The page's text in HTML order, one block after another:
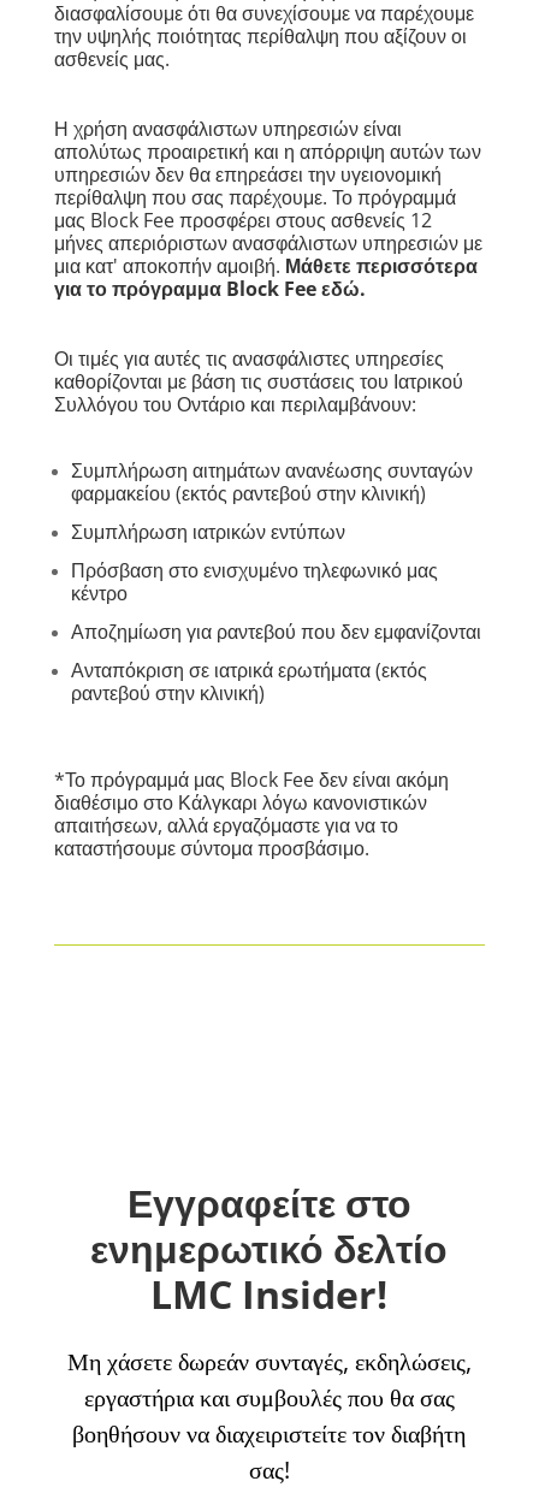
διασφαλίσουμε ότι θα συνεχίσουμε να παρέχουμε
την υψηλής ποιότητας περίθαλψη που αξίζουν οι
ασθενείς μας.
Η χρήση ανασφάλιστων υπηρεσιών είναι
απολύτως προαιρετική και η απόρριψη αυτών των
υπηρεσιών δεν θα επηρεάσει την υγειονομική
περίθαλψη που σας παρέχουμε. Το πρόγραμμά
μας Block Fee προσφέρει στους ασθενείς 12
μήνες απεριόριστων ανασφάλιστων υπηρεσιών με
μια κατ' αποκοπήν αμοιβή. Μάθετε περισσότερα
για το πρόγραμμα Block Fee εδώ.
Οι τιμές για αυτές τις ανασφάλιστες υπηρεσίες
καθορίζονται με βάση τις συστάσεις του Ιατρικού
Συλλόγου του Οντάριο και περιλαμβάνουν:
Συμπλήρωση αιτημάτων ανανέωσης συνταγών
φαρμακείου (εκτός ραντεβού στην κλινική)
Συμπλήρωση ιατρικών εντύπων
Πρόσβαση στο ενισχυμένο τηλεφωνικό μας
κέντρο
Αποζημίωση για ραντεβού που δεν εμφανίζονται
Ανταπόκριση σε ιατρικά ερωτήματα (εκτός
ραντεβού στην κλινική)
*Το πρόγραμμά μας Block Fee δεν είναι ακόμη
διαθέσιμο στο Κάλγκαρι λόγω κανονιστικών
απαιτήσεων, αλλά εργαζόμαστε για να το
καταστήσουμε σύντομα προσβάσιμο.
Εγγραφείτε στο
ενημερωτικό δελτίο
LMC Insider!
Μη χάσετε δωρεάν συνταγές, εκδηλώσεις,
εργαστήρια και συμβουλές που θα σας
βοηθήσουν να διαχειριστείτε τον διαβήτη
σας!